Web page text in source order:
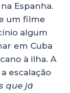
Espanha.
um filme
algum
em Cuba
à ilha. A
escalação
que já